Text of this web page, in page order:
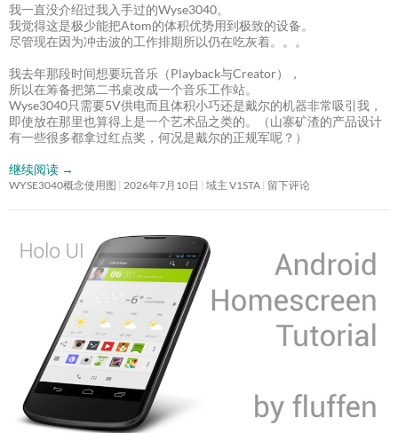
我一直没介绍过我入手过的Wyse3040。
我觉得这是极少能把Atom的体积优势用到极致的设备。
尽管现在因为冲击波的工作排期所以仍在吃灰着。。。
我去年那段时间想要玩音乐（Playback与Creator），
所以在筹备把第二书桌改成一个音乐工作站。
Wyse3040只需要5V供电而且体积小巧还是戴尔的机器非常吸引我，
即使放在那里也算得上是一个艺术品之类的。（山寨矿渣的产品设计
有一些很多都拿过红点奖，何况是戴尔的正规军呢？）
继续阅读 →
WYSE3040概念使用图 2026年7月10日 域主 V1STA 留下评论